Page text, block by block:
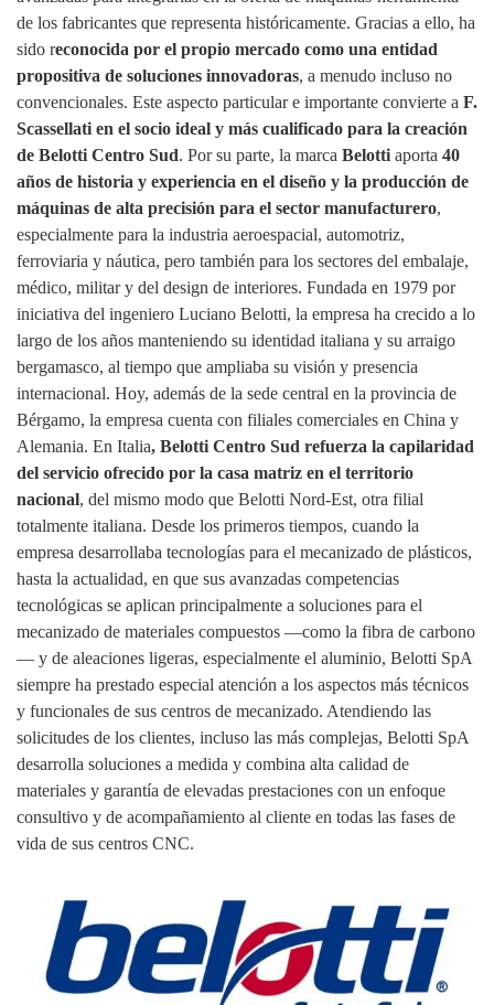
de los fabricantes que representa históricamente. Gracias a ello, ha
sido reconocida por el propio mercado como una entidad
propositiva de soluciones innovadoras, a menudo incluso no
convencionales. Este aspecto particular e importante convierte a F.
Scassellati en el socio ideal y más cualificado para la creación
de Belotti Centro Sud. Por su parte, la marca Belotti aporta 40
años de historia y experiencia en el diseño y la producción de
máquinas de alta precisión para el sector manufacturero,
especialmente para la industria aeroespacial, automotriz,
ferroviaria y náutica, pero también para los sectores del embalaje,
médico, militar y del design de interiores. Fundada en 1979 por
iniciativa del ingeniero Luciano Belotti, la empresa ha crecido a lo
largo de los años manteniendo su identidad italiana y su arraigo
bergamasco, al tiempo que ampliaba su visión y presencia
internacional. Hoy, además de la sede central en la provincia de
Bérgamo, la empresa cuenta con filiales comerciales en China y
Alemania. En Italia, Belotti Centro Sud refuerza la capilaridad
del servicio ofrecido por la casa matriz en el territorio
nacional, del mismo modo que Belotti Nord‑Est, otra filial
totalmente italiana. Desde los primeros tiempos, cuando la
empresa desarrollaba tecnologías para el mecanizado de plásticos,
hasta la actualidad, en que sus avanzadas competencias
tecnológicas se aplican principalmente a soluciones para el
mecanizado de materiales compuestos —como la fibra de carbono
— y de aleaciones ligeras, especialmente el aluminio, Belotti SpA
siempre ha prestado especial atención a los aspectos más técnicos
y funcionales de sus centros de mecanizado. Atendiendo las
solicitudes de los clientes, incluso las más complejas, Belotti SpA
desarrolla soluciones a medida y combina alta calidad de
materiales y garantía de elevadas prestaciones con un enfoque
consultivo y de acompañamiento al cliente en todas las fases de
vida de sus centros CNC.